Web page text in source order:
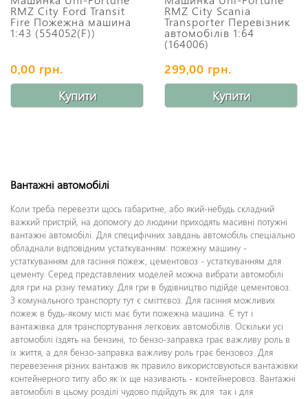
RMZ City Ford Transit
Fire Пожежна машина
1:43 (554052(F))
0,00 грн.
Купити
RMZ City Scania
Transporter Перевізник
автомобілів 1:64
(164006)
299,00 грн.
Купити
Вантажні автомобілі
Коли треба перевезти щось габаритне, або який-небудь складний
важкий пристрій, на допомогу до людини приходять масивні потужні
вантажні автомобілі. Для специфічних завдань автомобіль спеціально
обладнали відповідним устаткуванням: пожежну машину -
устаткуванням для гасіння пожеж, цементовоз - устаткуванням для
цементу. Серед представлених моделей можна вибрати автомобілі
для гри на різну тематику. Для гри в будівництво підійде цементовоз.
З комунального транспорту тут є сміттєвоз. Для гасіння можливих
пожеж в будь-якому місті має бути пожежна машина. Є тут і
вантажівка для транспортування легкових автомобілів. Оскільки усі
автомобілі їздять на бензині, то бензо-заправка грає важливу роль в
їх життя, а для бензо-заправка важливу роль грає бензовоз. Для
перевезення різних вантажів як правило використовуються вантажівки
контейнерного типу або як їх ще називають - контейнеровоз. Вантажні
автомобілі в цьому розділі чудово підійдуть як для так і для